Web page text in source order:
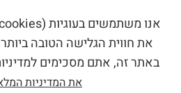
את חווית הגלישה הטובה
באתר זה, אתם מסכימים
את המדיניות